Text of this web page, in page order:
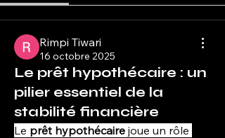
Rimpi Tiwari
16 octobre 2025
Le prêt hypothécaire : un
pilier essentiel de la
stabilité financière
Le prêt hypothécaire joue un rôle